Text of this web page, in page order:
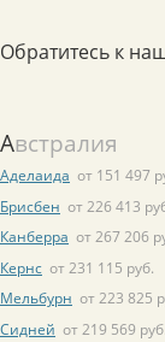
Обратитесь к
Австралия
Аделаида от 151 497
Брисбен от 226 413
Канберра от 267 206
Кернс от 231 115 руб.
Мельбурн от 223 825
Сидней от 219 569 руб.